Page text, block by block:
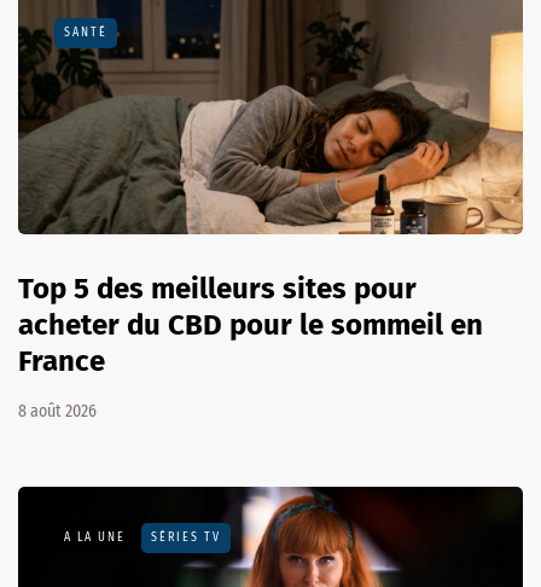
SANTÉ
Top 5 des meilleurs sites pour
acheter du CBD pour le sommeil en
France
8 août 2026
A LA UNE SÉRIES TV